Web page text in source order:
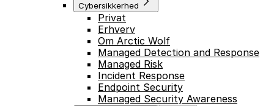
Cybersikkerhed
Privat
Erhverv
Om Arctic Wolf
Managed Detection and Response
Managed Risk
Incident Response
Endpoint Security
Managed Security Awareness